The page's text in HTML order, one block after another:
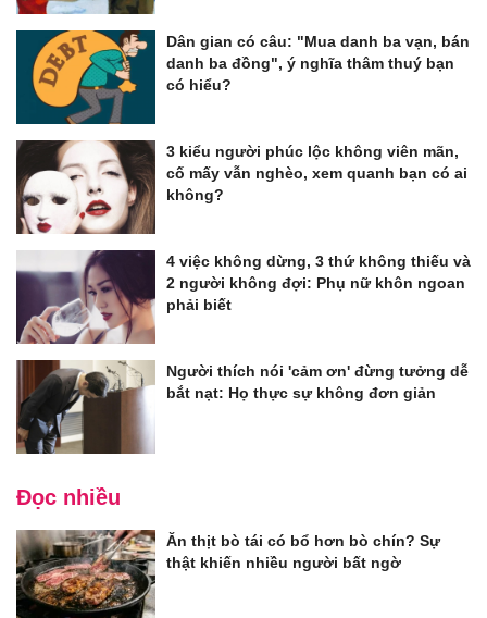
Dân gian có câu: "Mua danh ba vạn, bán
danh ba đồng", ý nghĩa thâm thuý bạn
có hiểu?
3 kiểu người phúc lộc không viên mãn,
cố mấy vẫn nghèo, xem quanh bạn có ai
không?
4 việc không dừng, 3 thứ không thiếu và
2 người không đợi: Phụ nữ khôn ngoan
phải biết
Người thích nói 'cảm ơn' đừng tưởng dễ
bắt nạt: Họ thực sự không đơn giản
Đọc nhiều
Ăn thịt bò tái có bổ hơn bò chín? Sự
thật khiến nhiều người bất ngờ